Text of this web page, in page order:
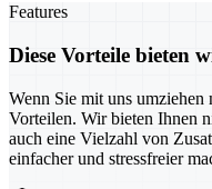
Features
Diese Vorteile bieten
Wenn Sie mit uns
Vorteilen. Wir bieten Ihnen
auch eine Vielzahl von
einfacher und stressfreier